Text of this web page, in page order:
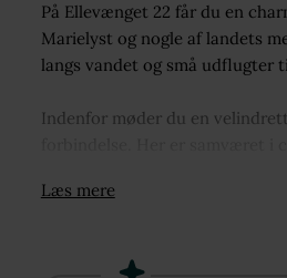
På Ellevænget 22 får du en
Marielyst og nogle af landets
langs vandet og små udflugter
Indenfor møder du en
Læs mere